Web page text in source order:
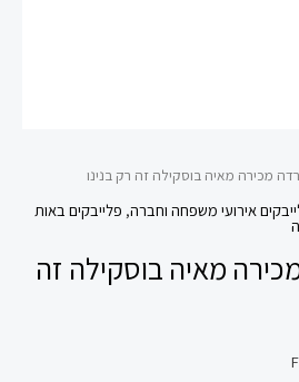
מכירה מאיה בוסקילה זה רק בנינו
אירועי משפחה וחברה, פלייבקים באות
מאיה בוסקילה זה